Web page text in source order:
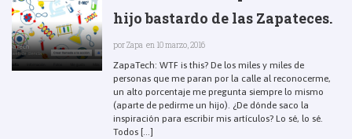
hijo bastardo de las Zapateces.
porZapa en 10 marzo, 2016
ZapaTech: WTF is this? De los miles y miles de
personas que me paran por la calle al reconocerme,
un alto porcentaje me pregunta siempre lo mismo
(aparte de pedirme un hijo). ¿De dónde saco la
inspiración para escribir mis artículos? Lo sé, lo sé.
Todos [...]